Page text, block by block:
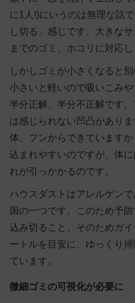
に1人!)にいうのは無理な話
し切る」感じです。大きな
までのゴミ、ホコリに対応し
しかしゴミが小さくなると
小さいと軽いので吸いこみ
半分正解、半分不正解です
は感じられない凹凸があり
体、フンからできています
込まれやすいのですが、体
れが引っかかるのです。
ハウスダストはアレルゲン
因の一つです。このため予
込み切ること。そのためガ
ートルを目安に、ゆっくり
ています。
微細ゴミの可視化が必要に